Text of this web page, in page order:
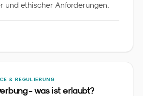
und ethischer Anforderungen.
& REGULIERUNG
- was ist erlaubt?